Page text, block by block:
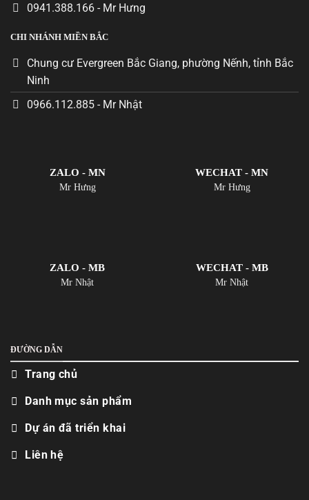
0941.388.166 - Mr Hưng
CHI NHÁNH MIỀN BẮC
Chung cư Evergreen Bắc Giang, phường Nếnh, tỉnh Bắc
Ninh
0966.112.885 - Mr Nhật
ZALO - MN
Mr Hưng
WECHAT - MN
Mr Hưng
ZALO - MB
Mr Nhật
WECHAT - MB
Mr Nhật
ĐƯỜNG DẪN
Trang chủ
Danh mục sản phẩm
Dự án đã triển khai
Liên hệ